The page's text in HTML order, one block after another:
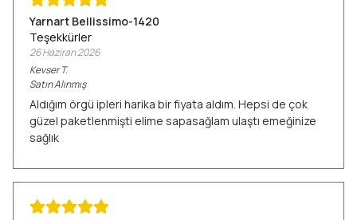
Yarnart Bellissimo-1420
Teşekkürler
26 Haziran 2026
Kevser T.
Satın Alınmış
Aldığım örgü ipleri harika bir fiyata aldım. Hepsi de çok
güzel paketlenmişti elime sapasağlam ulaştı emeğinize
sağlık